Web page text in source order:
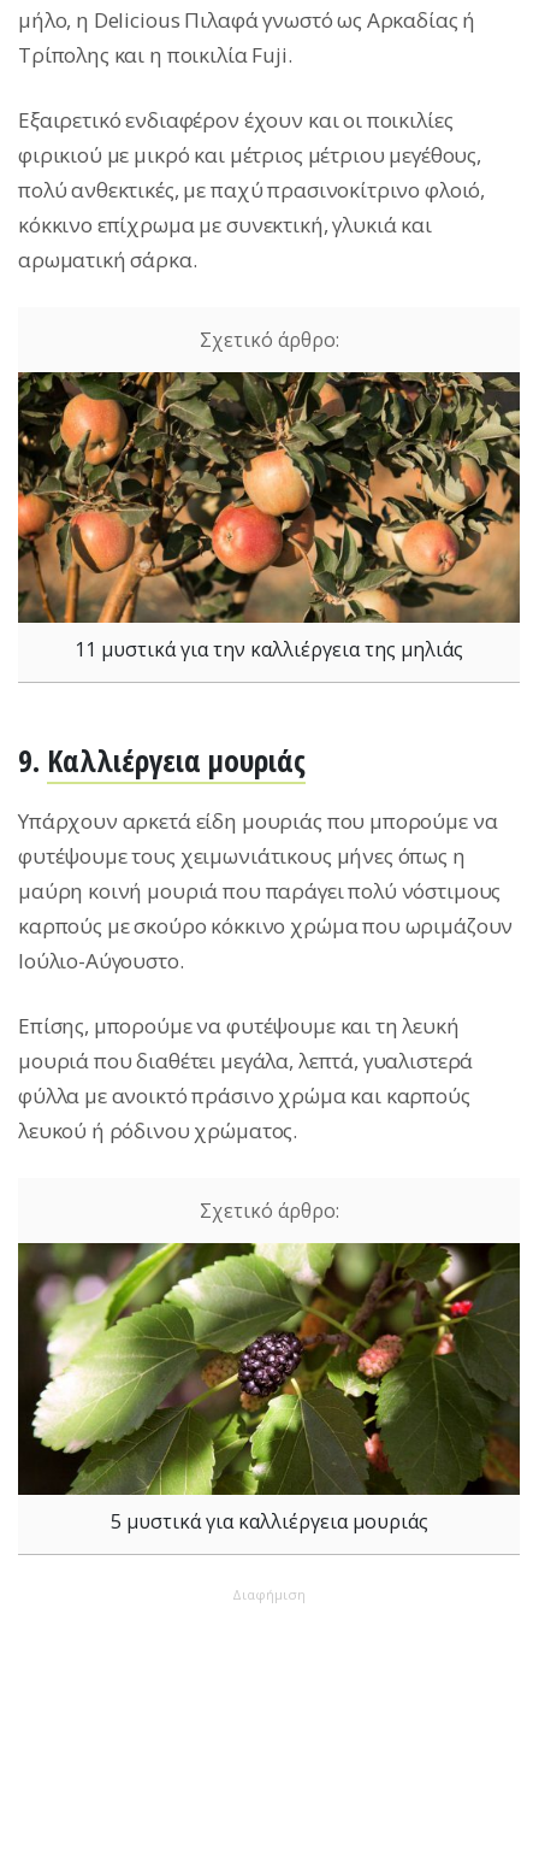
μήλο, η Delicious Πιλαφά γνωστό ως Αρκαδίας ή
Τρίπολης και η ποικιλία Fuji.
Εξαιρετικό ενδιαφέρον έχουν και οι ποικιλίες
φιρικιού με μικρό και μέτριος μέτριου μεγέθους,
πολύ ανθεκτικές, με παχύ πρασινοκίτρινο φλοιό,
κόκκινο επίχρωμα με συνεκτική, γλυκιά και
αρωματική σάρκα.
11 μυστικά για την καλλιέργεια της μηλιάς
9. Καλλιέργεια μουριάς
Υπάρχουν αρκετά είδη μουριάς που μπορούμε να
φυτέψουμε τους χειμωνιάτικους μήνες όπως η
μαύρη κοινή μουριά που παράγει πολύ νόστιμους
καρπούς με σκούρο κόκκινο χρώμα που ωριμάζουν
Ιούλιο-Αύγουστο.
Επίσης, μπορούμε να φυτέψουμε και τη λευκή
μουριά που διαθέτει μεγάλα, λεπτά, γυαλιστερά
φύλλα με ανοικτό πράσινο χρώμα και καρπούς
λευκού ή ρόδινου χρώματος.
5 μυστικά για καλλιέργεια μουριάς
Διαφήμιση